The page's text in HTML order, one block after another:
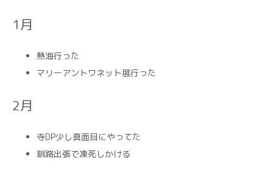
1月
熱海行った
マリーアントワネット展行った
2月
寺DP少し真面目にやってた
釧路出張で凍死しかける